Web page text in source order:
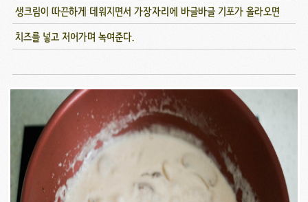
생크림이 따끈하게 데워지면서 가장자리에 바글바글 기포가 올라오면
치즈를 넣고 저어가며 녹여준다.